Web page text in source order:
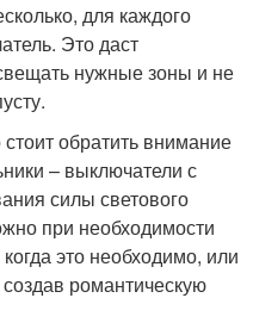
для каждого
Это даст
нужные зоны и не
обратить внимание
– выключатели с
силы светового
при необходимости
это необходимо, или
романтическую